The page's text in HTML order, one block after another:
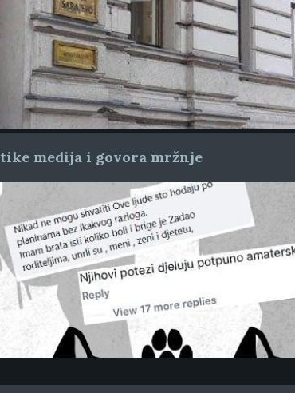
medija i govora mržnje